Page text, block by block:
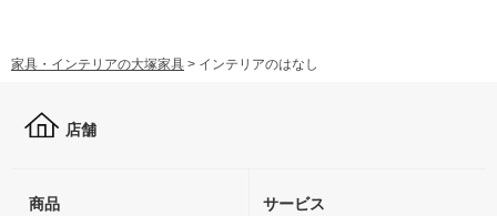
家具・インテリアの大塚家具 > インテリアのはなし
店舗
商品 サービス